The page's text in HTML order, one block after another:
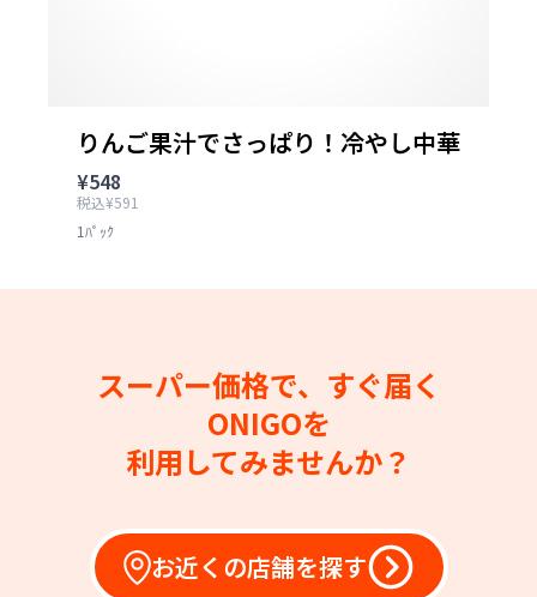
りんご果汁でさっぱり！冷やし中華
¥548
税込¥591
1ﾊﾟｯｸ
スーパー価格で、すぐ届く
ONIGOを
利用してみませんか？
お近くの店舗を探す